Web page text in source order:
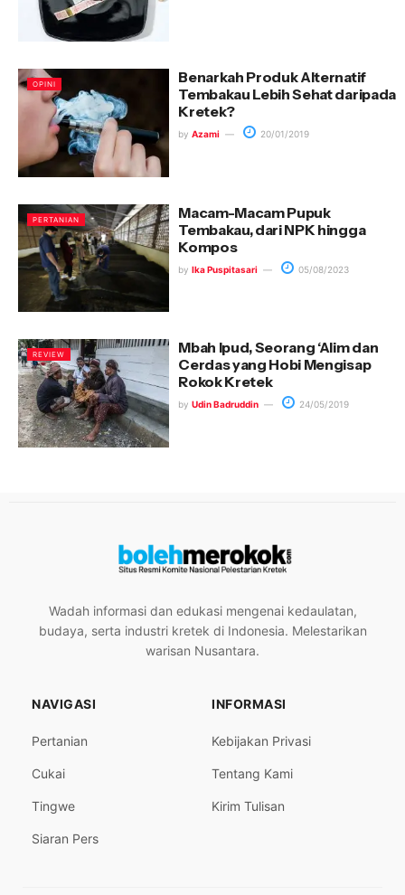
OPINI
Benarkah Produk Alternatif
Tembakau Lebih Sehat daripada
Kretek?
by Azami 20/01/2019
PERTANIAN
Macam-Macam Pupuk
Tembakau, dari NPK hingga
Kompos
by Ika Puspitasari 05/08/2023
REVIEW
Mbah Ipud, Seorang ‘Alim dan
Cerdas yang Hobi Mengisap
Rokok Kretek
by Udin Badruddin 24/05/2019
Wadah informasi dan edukasi mengenai kedaulatan,
budaya, serta industri kretek di Indonesia. Melestarikan
warisan Nusantara.
NAVIGASI
Pertanian
Cukai
Tingwe
Siaran Pers
INFORMASI
Kebijakan Privasi
Tentang Kami
Kirim Tulisan